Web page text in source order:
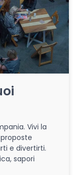
Vivi la
e divertirti.
sapori